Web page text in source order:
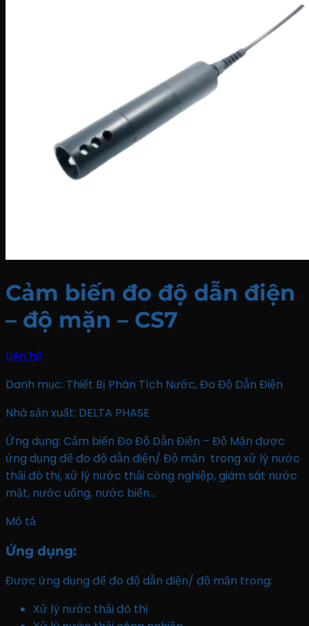
Cảm biến đo độ dẫn điện
– độ mặn – CS7
Liên hệ
Danh mục: Thiết Bị Phân Tích Nước,Đo Độ Dẫn Điện
Nhà sản xuất: DELTA PHASE
Ứng dụng: Cảm biến Đo Độ Dẫn Điện – Độ Mặn được
ứng dụng để đo độ dẫn điện/ Độ mặn trong xử lý nước
thải đô thị, xử lý nước thải công nghiệp, giám sát nước
mặt, nước uống, nước biển…
Mô tả
Ứng dụng:
Được ứng dụng để đo độ dẫn điện/ độ mặn trong:
Xử lý nước thải đô thị